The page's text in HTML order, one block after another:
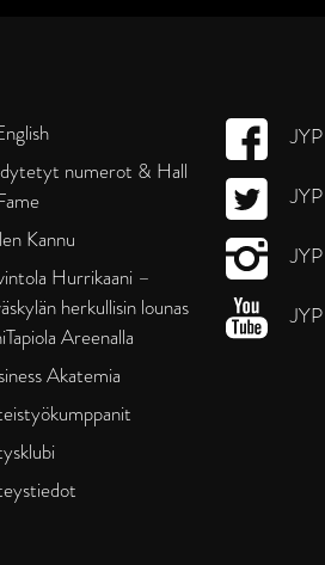
numerot & Hall
Kannu
Hurrikaani –
herkullisin lounas
Areenalla
Akatemia